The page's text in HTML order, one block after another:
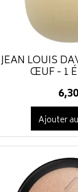
JEAN LOUIS
ŒUF - 1
6,30
Ajouter